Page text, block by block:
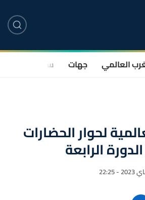
العالمي جهات سياسة
لحوار الحضارات